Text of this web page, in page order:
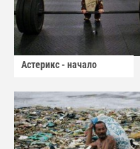
Астерикс - начало